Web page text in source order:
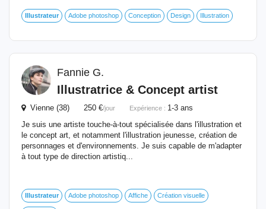
Illustrateur Adobe photoshop Conception Design Illustration
Fannie G.
Illustratrice & Concept artist
Vienne (38) 250 €/jour Expérience : 1-3 ans
Je suis une artiste touche-à-tout spécialisée dans l'illustration et
le concept art, et notamment l'illustration jeunesse, création de
personnages et d'environnements. Je suis capable de m'adapter
à tout type de direction artistiq...
Illustrateur Adobe photoshop Affiche Création visuelle